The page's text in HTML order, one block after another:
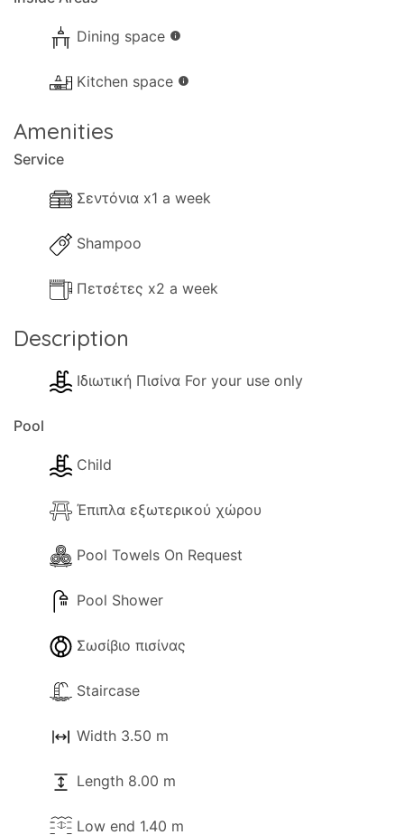
Dining space info
Kitchen space info
Amenities
Service
Σεντόνια x1 a week
Shampoo
Πετσέτες x2 a week
Description
Ιδιωτική Πισίνα For your use only
Pool
Child
Έπιπλα εξωτερικού χώρου
Pool Towels On Request
Pool Shower
Σωσίβιο πισίνας
Staircase
Width 3.50 m
Length 8.00 m
Low end 1.40 m